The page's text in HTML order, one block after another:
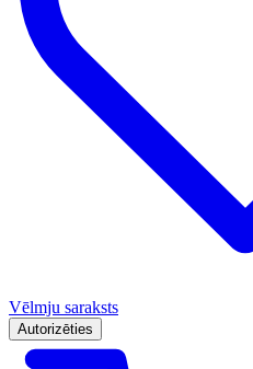
Vēlmju saraksts
Autorizēties